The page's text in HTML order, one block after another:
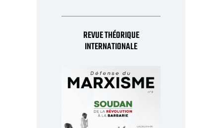
REVUE THÉORIQUE
INTERNATIONALE